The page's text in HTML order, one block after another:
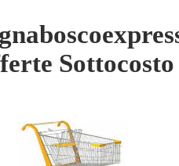
- Offerte Ecommerce
- Sottocosto
- Offerte Ecommerce
- Offerte
Sottocosto